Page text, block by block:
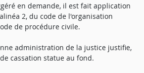
en demande, il est fait application
2, du code de l'organisation
de procédure civile.
administration de la justice justifie,
cassation statue au fond.